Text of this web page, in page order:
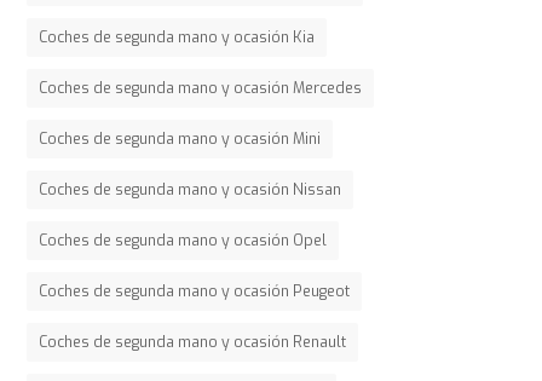
Coches de segunda mano y ocasión Kia
Coches de segunda mano y ocasión Mercedes
Coches de segunda mano y ocasión Mini
Coches de segunda mano y ocasión Nissan
Coches de segunda mano y ocasión Opel
Coches de segunda mano y ocasión Peugeot
Coches de segunda mano y ocasión Renault